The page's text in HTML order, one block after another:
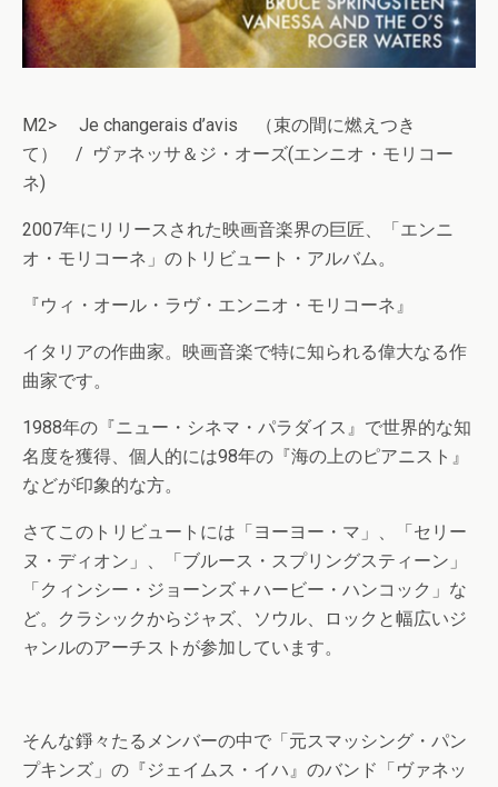
M2> Je changerais d’avis （束の間に燃えつき
て） / ヴァネッサ＆ジ・オーズ(エンニオ・モリコー
ネ)
2007年にリリースされた映画音楽界の巨匠、「エンニ
オ・モリコーネ」のトリビュート・アルバム。
『ウィ・オール・ラヴ・エンニオ・モリコーネ』
イタリアの作曲家。映画音楽で特に知られる偉大なる作
曲家です。
1988年の『ニュー・シネマ・パラダイス』で世界的な知
名度を獲得、個人的には98年の『海の上のピアニスト』
などが印象的な方。
さてこのトリビュートには「ヨーヨー・マ」、「セリー
ヌ・ディオン」、「ブルース・スプリングスティーン」
「クィンシー・ジョーンズ＋ハービー・ハンコック」な
ど。クラシックからジャズ、ソウル、ロックと幅広いジ
ャンルのアーチストが参加しています。
そんな錚々たるメンバーの中で「元スマッシング・パン
プキンズ」の『ジェイムス・イハ』のバンド「ヴァネッ